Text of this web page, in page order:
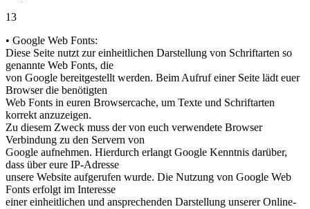
13
• Google Web Fonts:
Diese Seite nutzt zur einheitlichen Darstellung von Schriftarten so
genannte Web Fonts, die
von Google bereitgestellt werden. Beim Aufruf einer Seite lädt euer
Browser die benötigten
Web Fonts in euren Browsercache, um Texte und Schriftarten
korrekt anzuzeigen.
Zu diesem Zweck muss der von euch verwendete Browser
Verbindung zu den Servern von
Google aufnehmen. Hierdurch erlangt Google Kenntnis darüber,
dass über eure IP-Adresse
unsere Website aufgerufen wurde. Die Nutzung von Google Web
Fonts erfolgt im Interesse
einer einheitlichen und ansprechenden Darstellung unserer Online-